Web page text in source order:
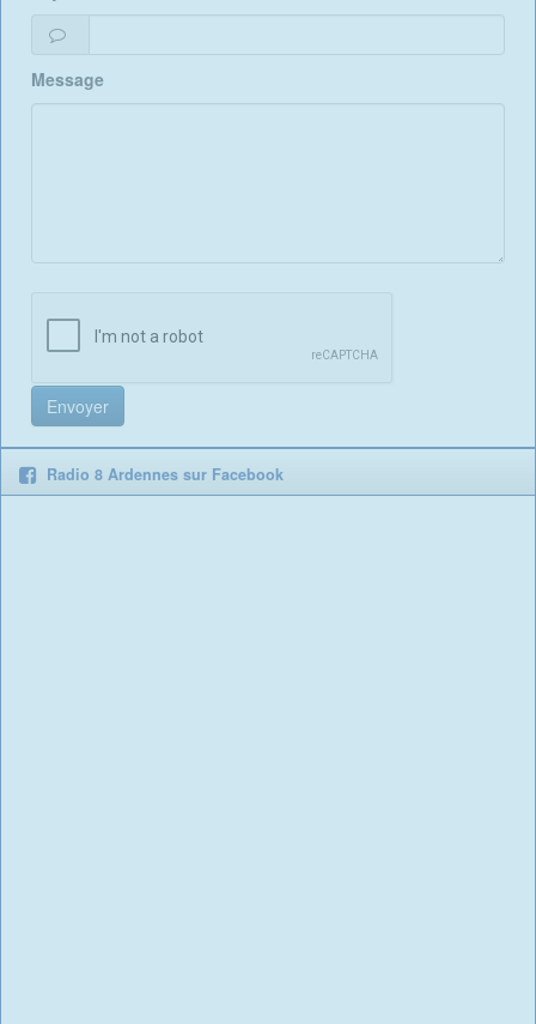
Message
Radio 8 Ardennes sur Facebook